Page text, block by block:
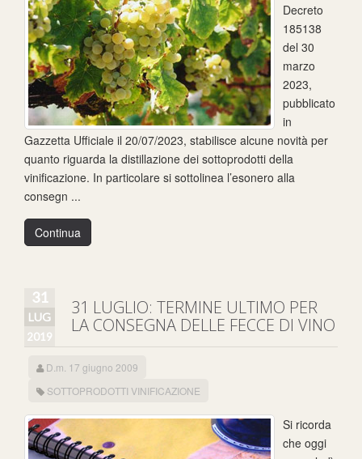
Decreto
185138
del 30
marzo
2023,
pubblicato
in
Gazzetta Ufficiale il 20/07/2023, stabilisce alcune novità per
quanto riguarda la distillazione dei sottoprodotti della
vinificazione. In particolare si sottolinea l’esonero alla
consegn ...
Continua
31
LUG
2019
31 LUGLIO: TERMINE ULTIMO PER
LA CONSEGNA DELLE FECCE DI VINO
D.m. 17 giugno 2009
SOTTOPRODOTTI VINIFICAZIONE
Si ricorda
che oggi